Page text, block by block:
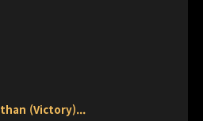
(Victory)...